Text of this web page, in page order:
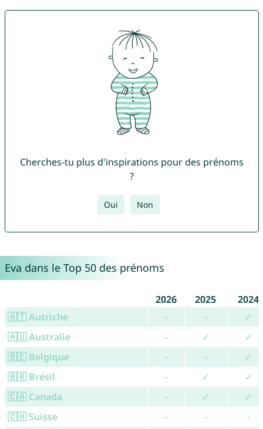
Cherches-tu plus d'inspirations pour des prénoms
?
Oui Non
Eva dans le Top 50 des prénoms
2026 2025
2024
🇦🇹 Autriche
- -
✓
🇦🇺 Australie
- ✓
✓
🇧🇪 Belgique
- -
✓
🇧🇷 Brésil
- ✓
✓
🇨🇦 Canada
- ✓
✓
🇨🇭 Suisse
- -
-